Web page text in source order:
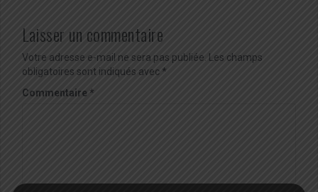
Laisser un commentaire
Votre adresse e-mail ne sera pas publiée.
Les champs
obligatoires sont indiqués avec *
Commentaire *